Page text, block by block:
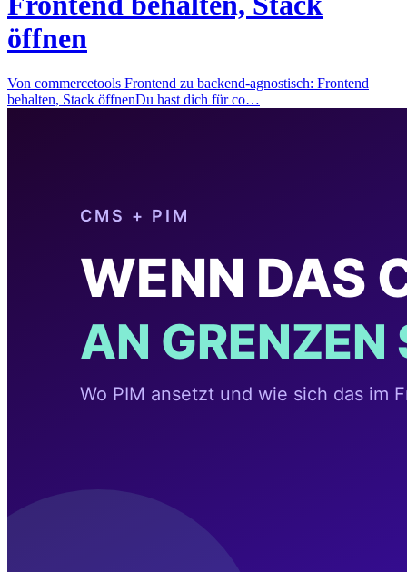
öffnen
Von commercetools Frontend zu backend-agnostisch: Frontend
behalten, Stack öffnenDu hast dich für co…